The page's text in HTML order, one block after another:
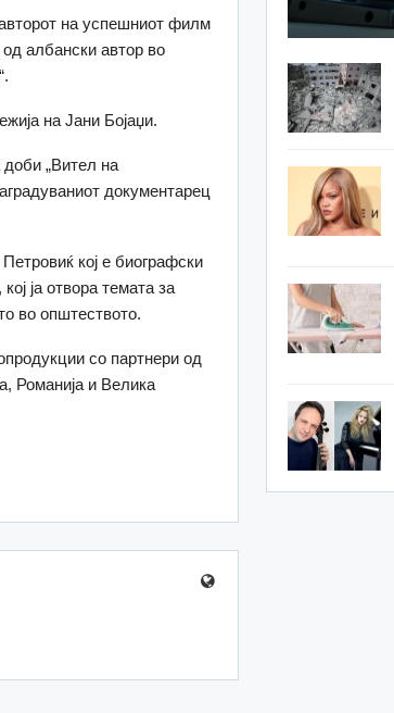
на успешниот филм
албански автор во
на Јани Бојаџи.
„Вител на
документарец
кој е биографски
ја отвора темата за
во општеството.
со партнери од
Романија и Велика